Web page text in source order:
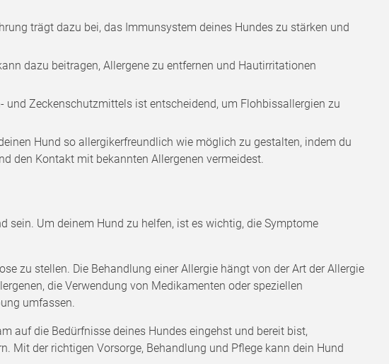
trägt dazu bei, das Immunsystem deines Hundes zu stärken und
dazu beitragen, Allergene zu entfernen und Hautirritationen
und Zeckenschutzmittels ist entscheidend, um Flohbissallergien zu
Hund so allergikerfreundlich wie möglich zu gestalten, indem du
den Kontakt mit bekannten Allergenen vermeidest.
sein. Um deinem Hund zu helfen, ist es wichtig, die Symptome
zu stellen. Die Behandlung einer Allergie hängt von der Art der Allergie
die Verwendung von Medikamenten oder speziellen
umfassen.
auf die Bedürfnisse deines Hundes eingehst und bereit bist,
Mit der richtigen Vorsorge, Behandlung und Pflege kann dein Hund